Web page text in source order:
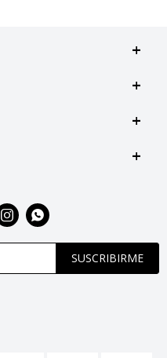
SUSCRIBIRME
 